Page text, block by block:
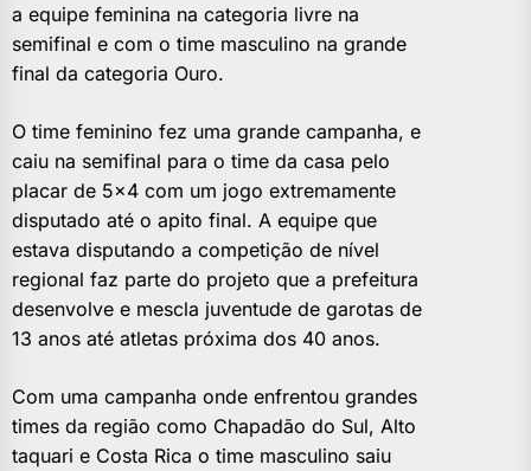
a equipe feminina na categoria livre na
semifinal e com o time masculino na grande
final da categoria Ouro.
O time feminino fez uma grande campanha, e
caiu na semifinal para o time da casa pelo
placar de 5×4 com um jogo extremamente
disputado até o apito final. A equipe que
estava disputando a competição de nível
regional faz parte do projeto que a prefeitura
desenvolve e mescla juventude de garotas de
13 anos até atletas próxima dos 40 anos.
Com uma campanha onde enfrentou grandes
times da região como Chapadão do Sul, Alto
taquari e Costa Rica o time masculino saiu